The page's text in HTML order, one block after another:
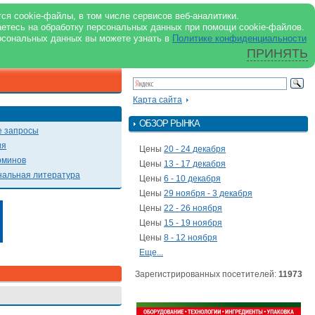
cookie-файлы, в том числе сервисов веб-аналитики.
на обработку персональных данных при помощи cookie-файлов.
данных вы можете узнать в Политике конфиденциальности
ПРИНЯТЬ
support@milkbranch.ru
О портале
Реклама в журнале
Реклама на портале
Архив номеров
запросы
литература
Карта сайта
ОБЗОР РЫНКА
Цены 20 - 24 декабря
Цены 13 - 17 декабря
Цены 6 - 10 декабря
Цены 29 ноября - 3 декабря
Цены 22 - 26 ноября
Цены 15 - 19 ноября
Цены 8 - 12 ноября
Еще...
Зарегистрированных посетителей: 11973